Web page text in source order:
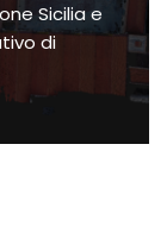
Sicilia e
di